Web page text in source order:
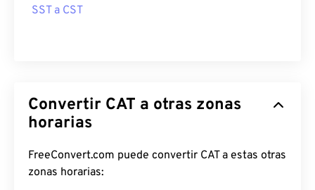
SST a CST
Convertir CAT a otras zonas
horarias
FreeConvert.com puede convertir CAT a estas otras
zonas horarias: